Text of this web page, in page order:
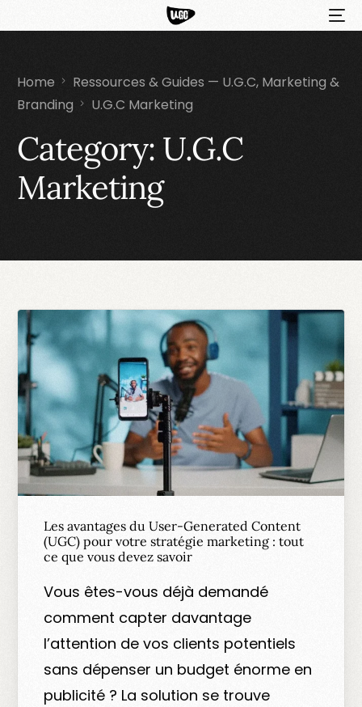
Home
Ressources & Guides — U.G.C, Marketing &
Branding
U.G.C Marketing
Category: U.G.C
Marketing
Les avantages du User-Generated Content
(UGC) pour votre stratégie marketing : tout
ce que vous devez savoir
Vous êtes-vous déjà demandé
comment capter davantage
l’attention de vos clients potentiels
sans dépenser un budget énorme en
publicité ? La solution se trouve